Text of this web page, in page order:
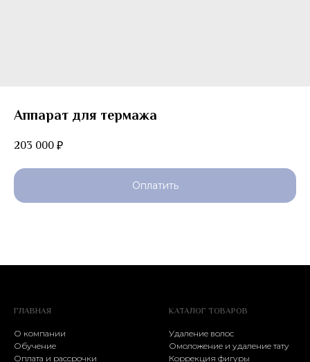
Аппарат для термажа
203 000₽
Оплатить
ГЛАВНАЯ
О компании
Обучение
Оплата и рассрочки
КАТАЛОГ ТОВАРОВ
Удаление волос
Омоложение и удаление тату
Коррекция фигуры